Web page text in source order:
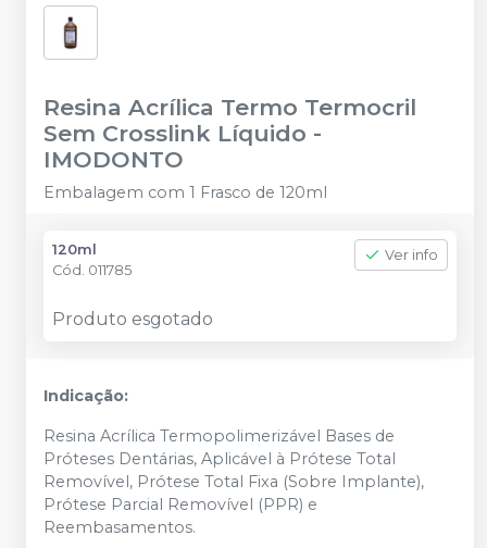
Resina Acrílica Termo Termocril
Sem Crosslink Líquido -
IMODONTO
Embalagem com 1 Frasco de 120ml
120ml
Cód. 011785
Ver info
Produto esgotado
Indicação:
Resina Acrílica Termopolimerizável Bases de
Próteses Dentárias, Aplicável à Prótese Total
Removível, Prótese Total Fixa (Sobre Implante),
Prótese Parcial Removível (PPR) e
Reembasamentos.